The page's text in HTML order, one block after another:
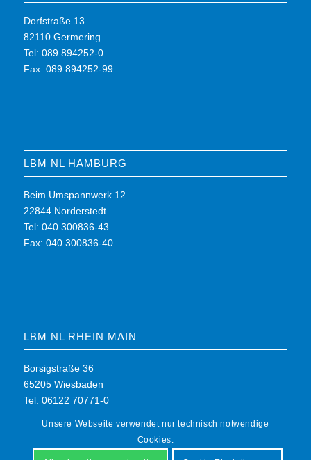
Dorfstraße 13
82110 Germering
Tel: 089 894252-0
Fax: 089 894252-99
LBM NL HAMBURG
Beim Umspannwerk 12
22844 Norderstedt
Tel: 040 300836-43
Fax: 040 300836-40
LBM NL RHEIN MAIN
Borsigstraße 36
65205 Wiesbaden
Tel: 06122 70771-0
Unsere Webseite verwendet nur technisch notwendige
Cookies.